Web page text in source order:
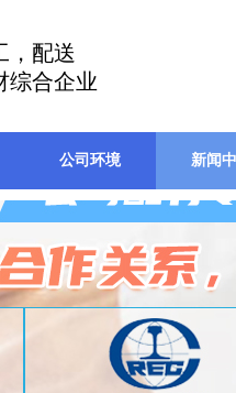
，配送
综合企业
公司环境 新闻